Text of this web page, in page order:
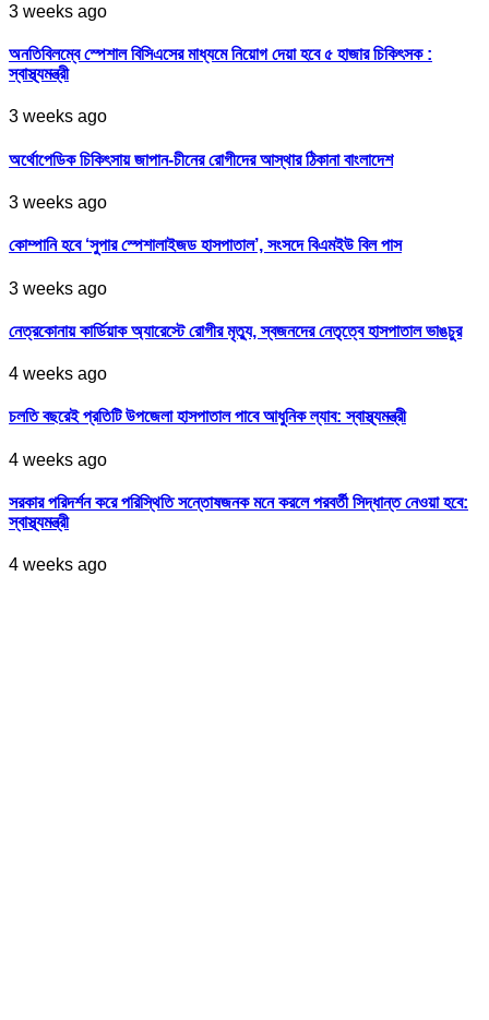
3 weeks ago
অনতিবিলম্বে স্পেশাল বিসিএসের মাধ্যমে নিয়োগ দেয়া হবে ৫ হাজার চিকিৎসক :
স্বাস্থ্যমন্ত্রী
3 weeks ago
অর্থোপেডিক চিকিৎসায় জাপান-চীনের রোগীদের আস্থার ঠিকানা বাংলাদেশ
3 weeks ago
কোম্পানি হবে ‘সুপার স্পেশালাইজড হাসপাতাল’, সংসদে বিএমইউ বিল পাস
3 weeks ago
নেত্রকোনায় কার্ডিয়াক অ্যারেস্টে রোগীর মৃত্যু, স্বজনদের নেতৃত্বে হাসপাতাল ভাঙচুর
4 weeks ago
চলতি বছরেই প্রতিটি উপজেলা হাসপাতাল পাবে আধুনিক ল্যাব: স্বাস্থ্যমন্ত্রী
4 weeks ago
সরকার পরিদর্শন করে পরিস্থিতি সন্তোষজনক মনে করলে পরবর্তী সিদ্ধান্ত নেওয়া হবে:
স্বাস্থ্যমন্ত্রী
4 weeks ago